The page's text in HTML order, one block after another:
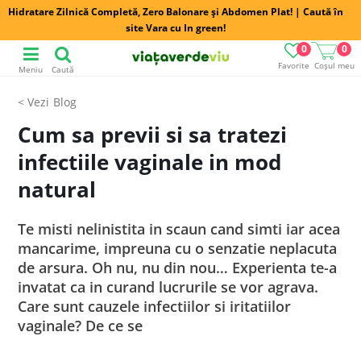
Hidratare Zilnică Completă, Zero Balonare și Abdomen Plat! | Caută în
site Vara cu In green!
Favorite
0
Coșul meu
0
Meniu Caută
Blog
Cum sa previi si sa tratezi
infectiile vaginale in mod
natural
Te misti nelinistita in scaun cand simti iar acea
mancarime, impreuna cu o senzatie neplacuta
de arsura. Oh nu, nu din nou… Experienta te-a
invatat ca in curand lucrurile se vor agrava.
Care sunt cauzele infectiilor si iritatiilor
vaginale? De ce se